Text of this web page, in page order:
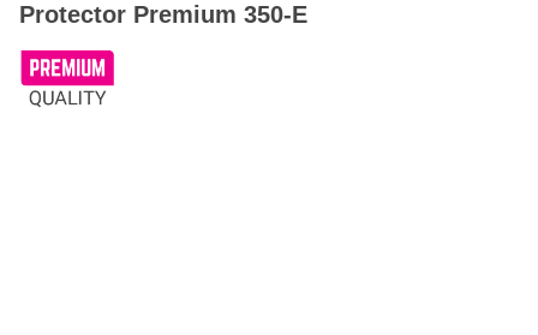
Protector Premium 350-E